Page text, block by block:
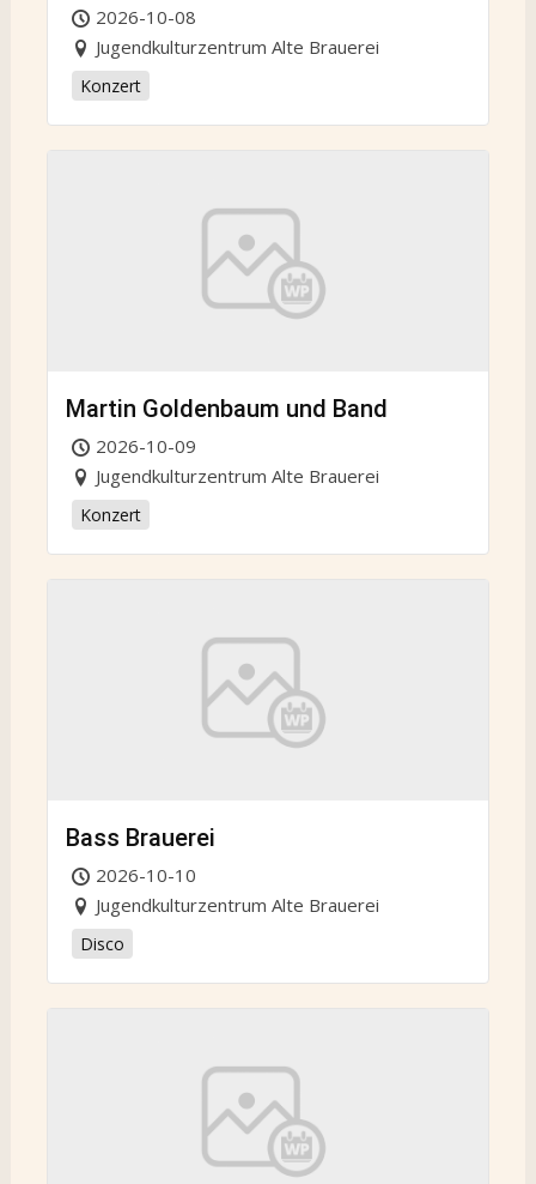
2026-10-08
Jugendkulturzentrum Alte Brauerei
Konzert
Martin Goldenbaum und Band
2026-10-09
Jugendkulturzentrum Alte Brauerei
Konzert
Bass Brauerei
2026-10-10
Jugendkulturzentrum Alte Brauerei
Disco